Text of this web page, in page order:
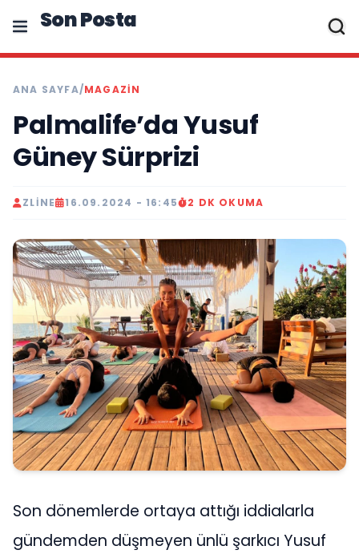
Son Posta
ANA SAYFA/MAGAZIN
Palmalife’da Yusuf
Güney Sürprizi
ZLINE 16.09.2024 - 16:45 2 DK OKUMA
Son dönemlerde ortaya attığı iddialarla
gündemden düşmeyen ünlü şarkıcı Yusuf